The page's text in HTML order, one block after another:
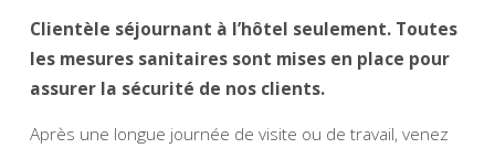
Clientèle séjournant à l’hôtel seulement. Toutes
les mesures sanitaires sont mises en place pour
assurer la sécurité de nos clients.
Après une longue journée de visite ou de travail, venez